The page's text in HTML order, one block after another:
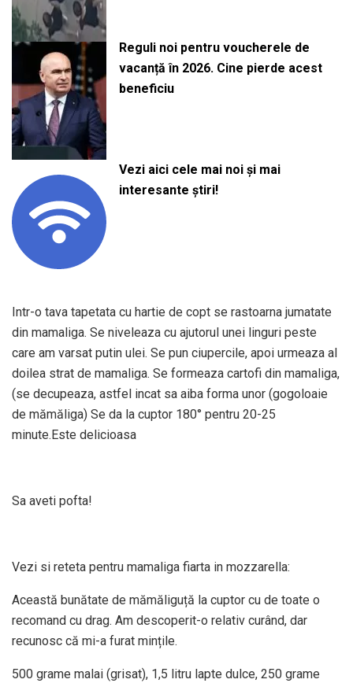
Reguli noi pentru voucherele de
vacanță în 2026. Cine pierde acest
beneficiu
Vezi aici cele mai noi și mai
interesante știri!
Intr-o tava tapetata cu hartie de copt se rastoarna jumatate
din mamaliga. Se niveleaza cu ajutorul unei linguri peste
care am varsat putin ulei. Se pun ciupercile, apoi urmeaza al
doilea strat de mamaliga. Se formeaza cartofi din mamaliga,
(se decupeaza, astfel incat sa aiba forma unor (gogoloaie
de mămăliga) Se da la cuptor 180° pentru 20-25
minute.Este delicioasa
Sa aveti pofta!
Vezi si reteta pentru mamaliga fiarta in mozzarella:
Această bunătate de mămăliguță la cuptor cu de toate o
recomand cu drag. Am descoperit-o relativ curând, dar
recunosc că mi-a furat mințile.
500 grame malai (grisat), 1,5 litru lapte dulce, 250 grame